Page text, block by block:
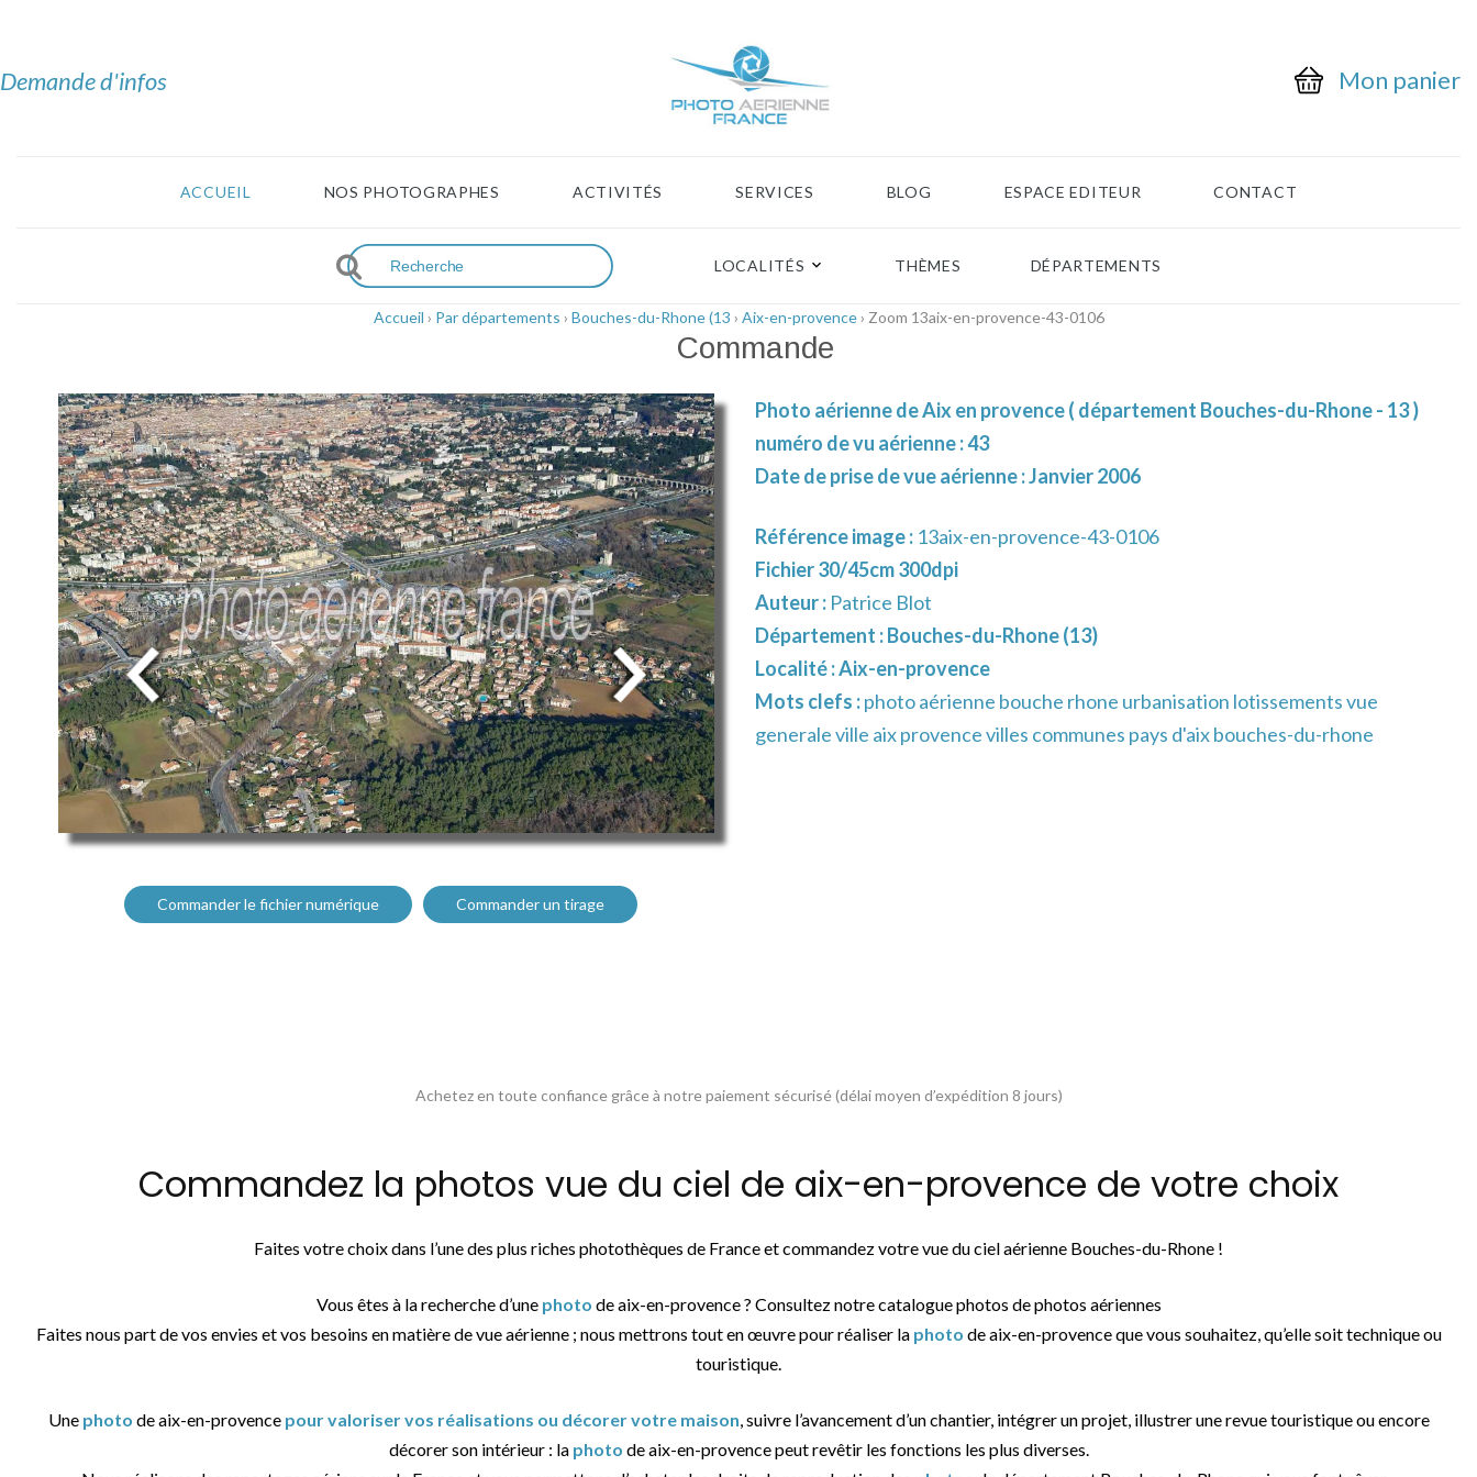
Demande d'infos Mon panier
ACCUEIL NOS PHOTOGRAPHES ACTIVITÉS SERVICES BLOG ESPACE EDITEUR CONTACT
LOCALITÉS THÈMES DÉPARTEMENTS
Accueil › Par départements › Bouches-du-Rhone (13 › Aix-en-provence› Zoom 13aix-en-provence-43-0106
Commande
Commander le fichier numérique Commander un tirage
Photo aérienne de Aix en provence ( département Bouches-du-Rhone - 13 )
numéro de vu aérienne : 43
Date de prise de vue aérienne : Janvier 2006
Référence image : 13aix-en-provence-43-0106
Fichier 30/45cm 300dpi
Auteur : Patrice Blot
Département :Bouches-du-Rhone (13)
Localité :Aix-en-provence
Mots clefs :photo aérienne bouche rhone urbanisation lotissements vue
generale ville aix provence villes communes pays d'aix bouches-du-rhone
Achetez en toute confiance grâce à notre paiement sécurisé (délai moyen d’expédition 8 jours)
Commandez la photos vue du ciel de aix-en-provence de votre choix
Faites votre choix dans l’une des plus riches photothèques de France et commandez votre vue du ciel aérienne Bouches-du-Rhone !
Vous êtes à la recherche d’une photo de aix-en-provence ? Consultez notre catalogue photos de photos aériennes
Faites nous part de vos envies et vos besoins en matière de vue aérienne ; nous mettrons tout en œuvre pour réaliser la photo de aix-en-provence que vous souhaitez, qu’elle soit technique ou
touristique.
Une photo de aix-en-provence pour valoriser vos réalisations ou décorer votre maison, suivre l’avancement d’un chantier, intégrer un projet, illustrer une revue touristique ou encore
décorer son intérieur : la photo de aix-en-provence peut revêtir les fonctions les plus diverses.